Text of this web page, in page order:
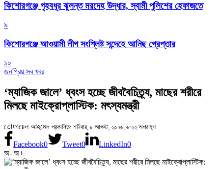
কিশোরগঞ্জে গৃহবধূর ঝুলন্ত মরদেহ উদ্ধার, স্বামী পুলিশের হেফাজতে
৯
কিশোরগঞ্জে আওয়ামী লীগ সংশ্লিষ্ট সন্দেহে আনিছ গ্রেপ্তার
১০
জনপ্রিয় সব খবর
‘ম্যাজিক জালে’ ধ্বংস হচ্ছে জীববৈচিত্র্য, মাছের শরীরে
মিলছে মাইক্রোপ্লাস্টিক: মৎস্যমন্ত্রী
তোফায়েল আহমেদ প্রকাশিত: শনিবার, ৮ আগস্ট, ২০২৬, ৬:২২ অপরাহ্ণ
Facebook0 Tweet0 LinkedIn0
অ- অ+